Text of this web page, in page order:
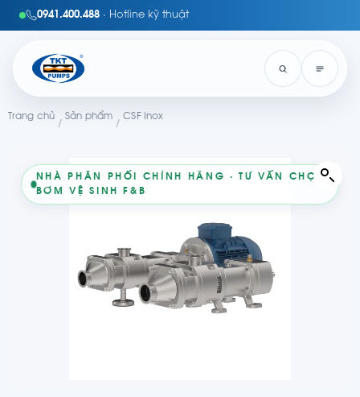
0941.400.488 · Hotline kỹ thuật
Trang chủ
/
Sản phẩm
/
CSF Inox
NHÀ PHÂN PHỐI CHÍNH HÃNG · TƯ VẤN CHỌN
BƠM VỆ SINH F&B